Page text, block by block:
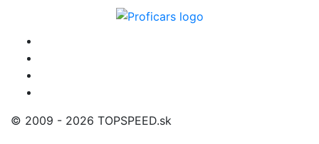
© 2009 - 2026 TOPSPEED.sk